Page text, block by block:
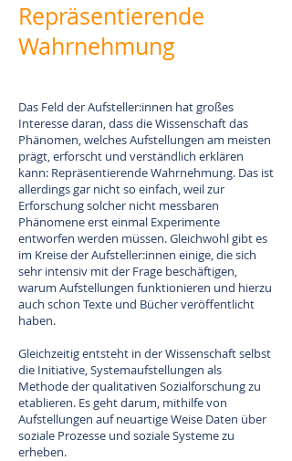
Repräsentierende
Wahrnehmung
Das Feld der Aufsteller:innen hat großes
Interesse daran, dass die Wissenschaft das
Phänomen, welches Aufstellungen am meisten
prägt, erforscht und verständlich erklären
kann: Repräsentierende Wahrnehmung. Das ist
allerdings gar nicht so einfach, weil zur
Erforschung solcher nicht messbaren
Phänomene erst einmal Experimente
entworfen werden müssen. Gleichwohl gibt es
im Kreise der Aufsteller:innen einige, die sich
sehr intensiv mit der Frage beschäftigen,
warum Aufstellungen funktionieren und hierzu
auch schon Texte und Bücher veröffentlicht
haben.
Gleichzeitig entsteht in der Wissenschaft selbst
die Initiative, Systemaufstellungen als
Methode der qualitativen Sozialforschung zu
etablieren. Es geht darum, mithilfe von
Aufstellungen auf neuartige Weise Daten über
soziale Prozesse und soziale Systeme zu
erheben.